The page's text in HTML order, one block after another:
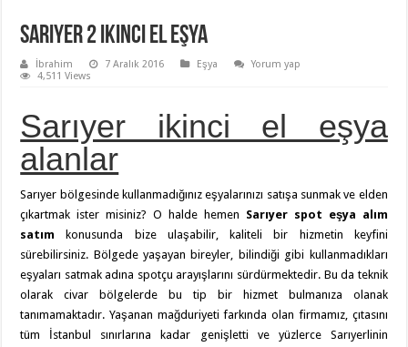
Sarıyer 2 ikinci el eşya
İbrahim 7 Aralık 2016 Eşya
Yorum yap
4,511 Views
Sarıyer ikinci el eşya
alanlar
Sarıyer bölgesinde kullanmadığınız eşyalarınızı satışa sunmak ve elden
çıkartmak ister misiniz? O halde hemen Sarıyer spot eşya alım
satım konusunda bize ulaşabilir, kaliteli bir hizmetin keyfini
sürebilirsiniz. Bölgede yaşayan bireyler, bilindiği gibi kullanmadıkları
eşyaları satmak adına spotçu arayışlarını sürdürmektedir. Bu da teknik
olarak civar bölgelerde bu tip bir hizmet bulmanıza olanak
tanımamaktadır. Yaşanan mağduriyeti farkında olan firmamız, çıtasını
tüm İstanbul sınırlarına kadar genişletti ve yüzlerce Sarıyerlinin